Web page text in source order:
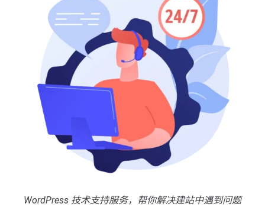
WordPress 技术支持服务，帮你解决建站中遇到问题